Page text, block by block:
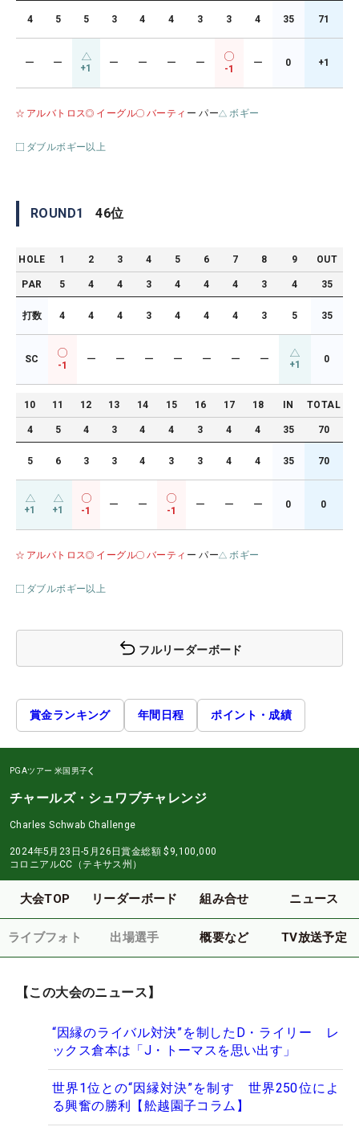
4 5 5 3 4 4 3 3 4 35 71
ー ー +1 ー ー ー ー
-1
ー 0 +1
アルバトロス イーグル バーティ ー パー ボギー
ダブルボギー以上
ROUND1 46位
HOLE 1 2 3 4 5 6 7 8 9 OUT
PAR 5 4 4 3 4 4 4 3 4 35
打数 4 4 4 3 4 4 4 3 5 35
SC
-1
ー ー ー ー ー ー ー +1 0
10 11 12 13 14 15 16 17 18 IN TOTAL
4 5 4 3 4 4 3 4 4 35 70
5 6 3 3 4 3 3 4 4 35 70
+1 +1 -1
ー ー
-1
ー ー ー 0 0
アルバトロス イーグル バーティ ー パー ボギー
ダブルボギー以上
フルリーダーボード
賞金ランキング 年間日程 ポイント・成績
PGAツアー 米国男子
チャールズ・シュワブチャレンジ
Charles Schwab Challenge
2024年5月23日-5月26日賞金総額 $9,100,000
コロニアルCC（テキサス州）
大会TOP リーダーボード 組み合せ ニュース
ライブフォト 出場選手 概要など TV放送予定
【この大会のニュース】
“因縁のライバル対決”を制したD・ライリー レ
ックス倉本は「J・トーマスを思い出す」
世界1位との“因縁対決”を制す 世界250位によ
る興奮の勝利【舩越園子コラム】